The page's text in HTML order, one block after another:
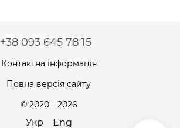
+38 093 645 78 15
Контактна інформація
Повна версія сайту
© 2020—2026
Укр Eng